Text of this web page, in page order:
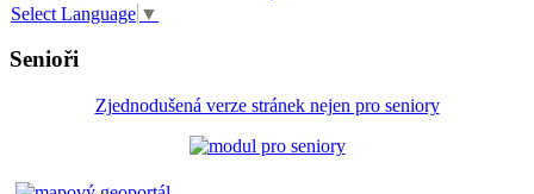
Select Language ▼
Senioři
Zjednodušená verze stránek nejen pro seniory